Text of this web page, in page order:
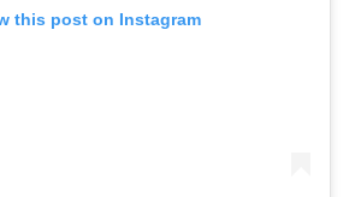
this post on Instagram